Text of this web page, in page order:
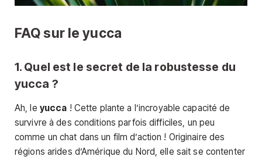
FAQ sur le yucca
1. Quel est le secret de la robustesse du
yucca ?
Ah, le yucca ! Cette plante a l’incroyable capacité de
survivre à des conditions parfois difficiles, un peu
comme un chat dans un film d’action ! Originaire des
régions arides d’Amérique du Nord, elle sait se contenter